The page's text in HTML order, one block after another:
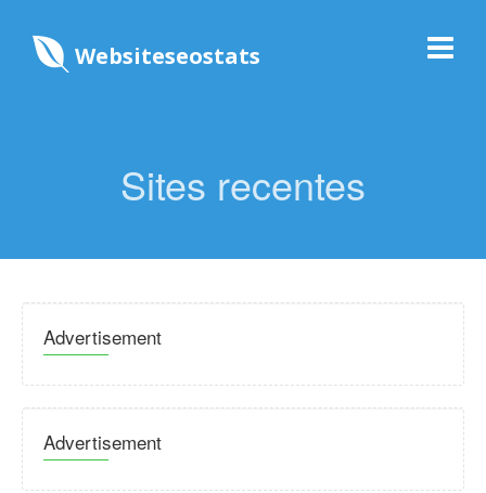
Websiteseostats
Sites recentes
Advertisement
Advertisement